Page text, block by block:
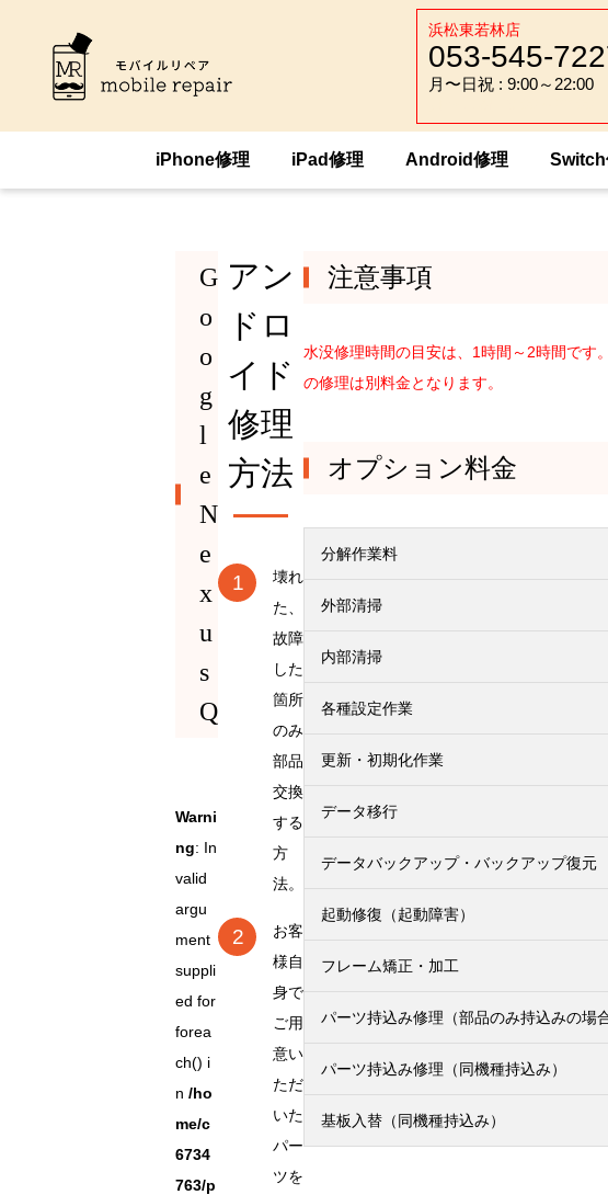
浜松東若林店
053-545-
月〜日祝 : 9:00～22:00
iPhone修理 iPad修理 Android修理 Switch
HOME Android修理 Google Google Nexus Q
G
o
o
g
l
e
N
e
x
u
s
Q
Warni
ng: In
valid
argu
ment
suppli
ed for
forea
ch() i
n /ho
me/c
6734
763/p
アン
ドロ
イド
修理
方法
壊れ
た、
故障
した
箇所
のみ
部品
交換
する
方
法。
お客
様自
身で
ご用
意い
ただ
いた
パー
ツを
注意事項
水没修理時間の目安は、1時間～2時間です
の修理は別料金となります。
オプション料金
分解作業料
外部清掃
内部清掃
各種設定作業
更新・初期化作業
データ移行
データバックアップ・バックアップ復元
起動修復（起動障害）
フレーム矯正・加工
パーツ持込み修理（部品のみ持込みの場合
パーツ持込み修理（同機種持込み）
基板入替（同機種持込み）